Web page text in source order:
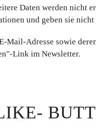
Daten werden nicht
und geben sie
Adresse sowie
Link im Newsletter.